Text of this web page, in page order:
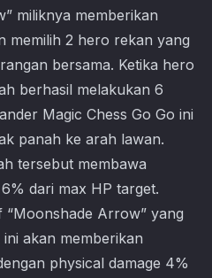
miliknya memberikan
memilih 2 hero rekan yang
bersama. Ketika hero
berhasil melakukan 6
Magic Chess Go Go ini
panah ke arah lawan.
tersebut membawa
dari max HP target.
“Moonshade Arrow” yang
akan memberikan
physical damage 4%